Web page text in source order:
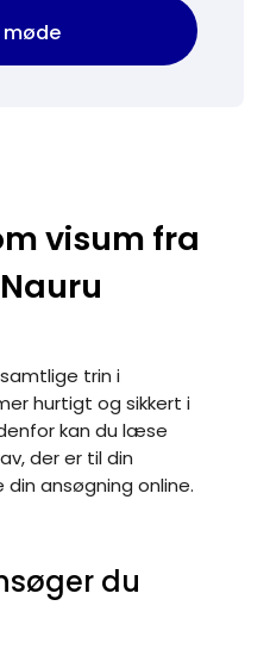
møde
visum fra
trin i
hurtigt og sikkert i
kan du læse
der er til din
ansøgning online.
du